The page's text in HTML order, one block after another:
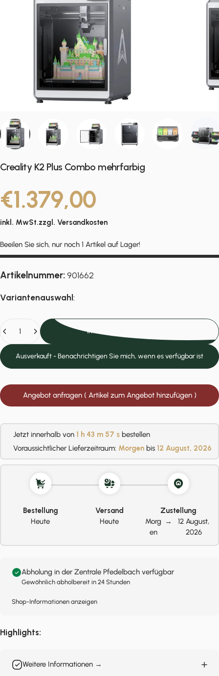
Creality K2 Plus Combo mehrfarbig
€1.379,00
inkl. MwSt.zzgl. Versandkosten
Beeilen Sie sich, nur noch 1 Artikel auf Lager!
Artikelnummer:901662
Variantenauswahl:
In den Einkaufswagen legen
Ausverkauft - Benachrichtigen Sie mich, wenn es verfügbar ist
Angebot anfragen ( Artikel zum Angebot hinzufügen )
Jetzt innerhalb von 1 h 43 m 57 s bestellen
Voraussichtlicher Lieferzeitraum: Morgen bis 12 August, 2026
Bestellung
Heute
Versand
Heute
Zustellung
Morg
en
→
12 August,
2026
Abholung in der Zentrale Pfedelbach verfügbar
Gewöhnlich abholbereit in 24 Stunden
Shop-Informationen anzeigen
Highlights:
Weitere Informationen →